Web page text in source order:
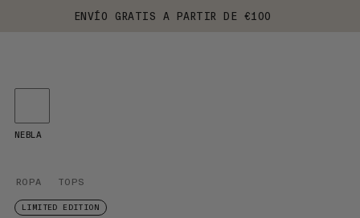
ENVÍO GRATIS A PARTIR DE €100
ROPA TOPS
LIMITED EDITION
NEBLA